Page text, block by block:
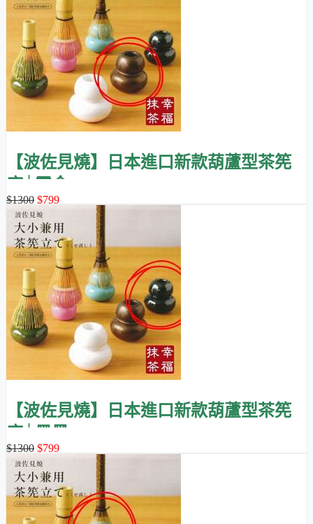
【波佐見燒】日本進口新款葫蘆型茶筅
座│霧金
$1300 $799
【波佐見燒】日本進口新款葫蘆型茶筅
座│墨黑
$1300 $799